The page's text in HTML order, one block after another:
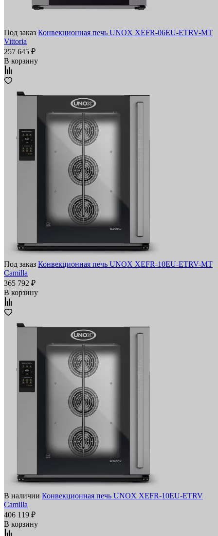
Под заказ Конвекционная печь UNOX XEFR-06EU-ETRV-MT
Vittoria
257 645 ₽
В корзину
Под заказ Конвекционная печь UNOX XEFR-10EU-ETRV-MT
Camilla
365 792 ₽
В корзину
В наличии Конвекционная печь UNOX XEFR-10EU-ETRV
Camilla
406 119 ₽
В корзину